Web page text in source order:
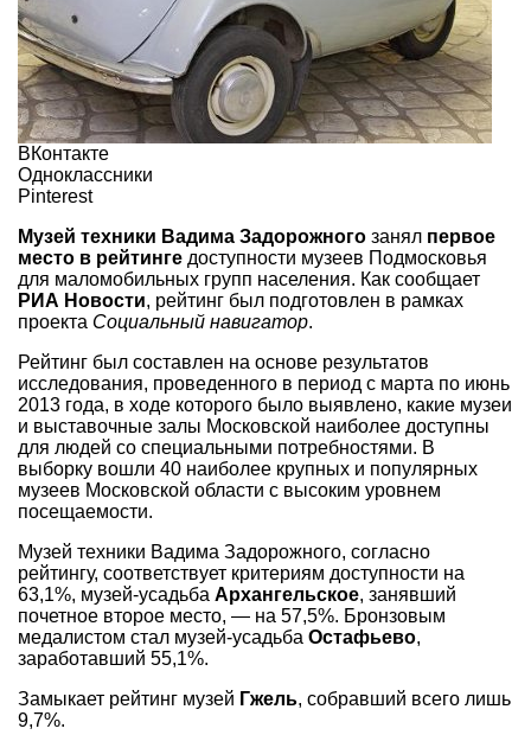
ВКонтакте
Одноклассники
Pinterest
Музей техники Вадима Задорожного занял первое
место в рейтинге доступности музеев Подмосковья
для маломобильных групп населения. Как сообщает
РИА Новости, рейтинг был подготовлен в рамках
проекта Социальный навигатор.
Рейтинг был составлен на основе результатов
исследования, проведенного в период с марта по июнь
2013 года, в ходе которого было выявлено, какие музеи
и выставочные залы Московской наиболее доступны
для людей со специальными потребностями. В
выборку вошли 40 наиболее крупных и популярных
музеев Московской области с высоким уровнем
посещаемости.
Музей техники Вадима Задорожного, согласно
рейтингу, соответствует критериям доступности на
63,1%, музей-усадьба Архангельское, занявший
почетное второе место, — на 57,5%. Бронзовым
медалистом стал музей-усадьба Остафьево,
заработавший 55,1%.
Замыкает рейтинг музей Гжель, собравший всего лишь
9,7%.